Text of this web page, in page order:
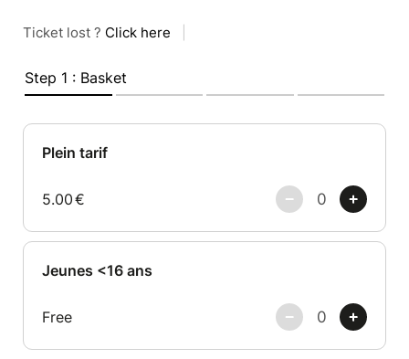
Ticket lost ? Click here
Step 1 : Basket
Plein tarif
5.00€
Jeunes <16 ans
Free